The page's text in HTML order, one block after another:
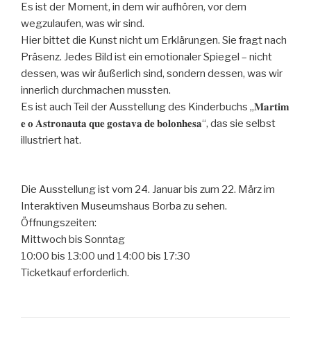
Es ist der Moment, in dem wir aufhören, vor dem
wegzulaufen, was wir sind.
Hier bittet die Kunst nicht um Erklärungen. Sie fragt nach
Präsenz. Jedes Bild ist ein emotionaler Spiegel – nicht
dessen, was wir äußerlich sind, sondern dessen, was wir
innerlich durchmachen mussten.
Es ist auch Teil der Ausstellung des Kinderbuchs „𝐌𝐚𝐫𝐭𝐢𝐦
𝐞 𝐨 𝐀𝐬𝐭𝐫𝐨𝐧𝐚𝐮𝐭𝐚 𝐪𝐮𝐞 𝐠𝐨𝐬𝐭𝐚𝐯𝐚 𝐝𝐞 𝐛𝐨𝐥𝐨𝐧𝐡𝐞𝐬𝐚“, das sie selbst
illustriert hat.
Die Ausstellung ist vom 24. Januar bis zum 22. März im
Interaktiven Museumshaus Borba zu sehen.
Öffnungszeiten:
Mittwoch bis Sonntag
10:00 bis 13:00 und 14:00 bis 17:30
Ticketkauf erforderlich.